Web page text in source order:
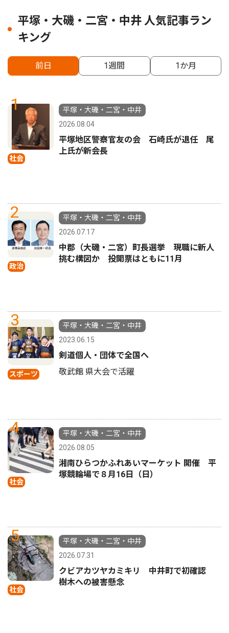
平塚・大磯・二宮・中井 人気記事ラン
キング
前日 1週間 1か月
1
社会
平塚・大磯・二宮・中井
2026.08.04
平塚地区警察官友の会 石崎氏が退任 尾
上氏が新会長
2
政治
平塚・大磯・二宮・中井
2026.07.17
中郡（大磯・二宮）町長選挙 現職に新人
挑む構図か 投開票はともに11月
3
スポーツ
平塚・大磯・二宮・中井
2023.06.15
剣道個人・団体で全国へ
敬武館 県大会で活躍
4
社会
平塚・大磯・二宮・中井
2026.08.05
湘南ひらつかふれあいマーケット 開催 平
塚競輪場で８月16日（日）
5
社会
平塚・大磯・二宮・中井
2026.07.31
クビアカツヤカミキリ 中井町で初確認
樹木への被害懸念